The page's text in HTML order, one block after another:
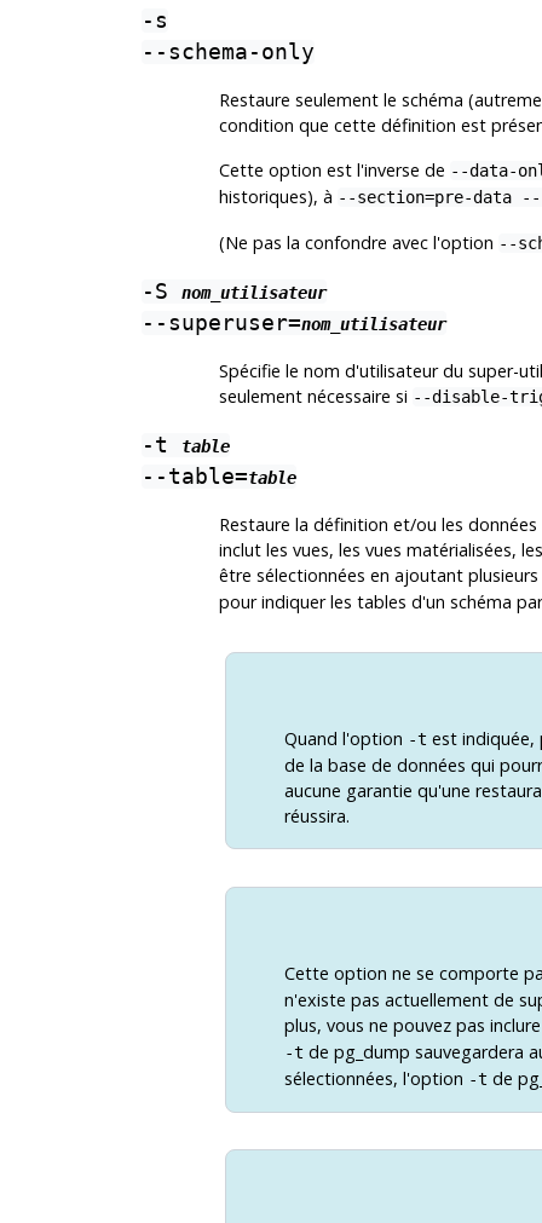
-s
--schema-only
Restaure seulement le schéma
condition que cette définition est
Cette option est l'inverse de --data-
historiques), à --section=pre-data --
(Ne pas la confondre avec l'option --
-S nom_utilisateur
--superuser=nom_utilisateur
Spécifie le nom d'utilisateur du super-
seulement nécessaire si --disable-
-t table
--table=table
Restaure la définition et/ou les
inclut les vues, les vues matérialisées,
être sélectionnées en ajoutant
pour indiquer les tables d'un schéma
Quand l'option -t est indiquée,
de la base de données qui
aucune garantie qu'une
réussira.
Cette option ne se comporte
n'existe pas actuellement de
plus, vous ne pouvez pas
-t de pg_dump sauvegardera
sélectionnées, l'option -t de